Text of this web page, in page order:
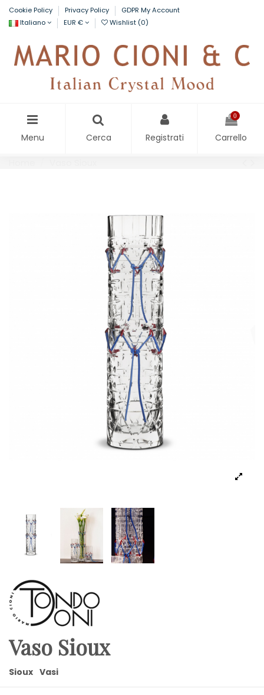
Cookie Policy Privacy Policy
GDPR My Account
Italiano
EUR € Wishlist (0)
Menu Cerca Registrati
0
Carrello
Vaso Sioux
Sioux Vasi